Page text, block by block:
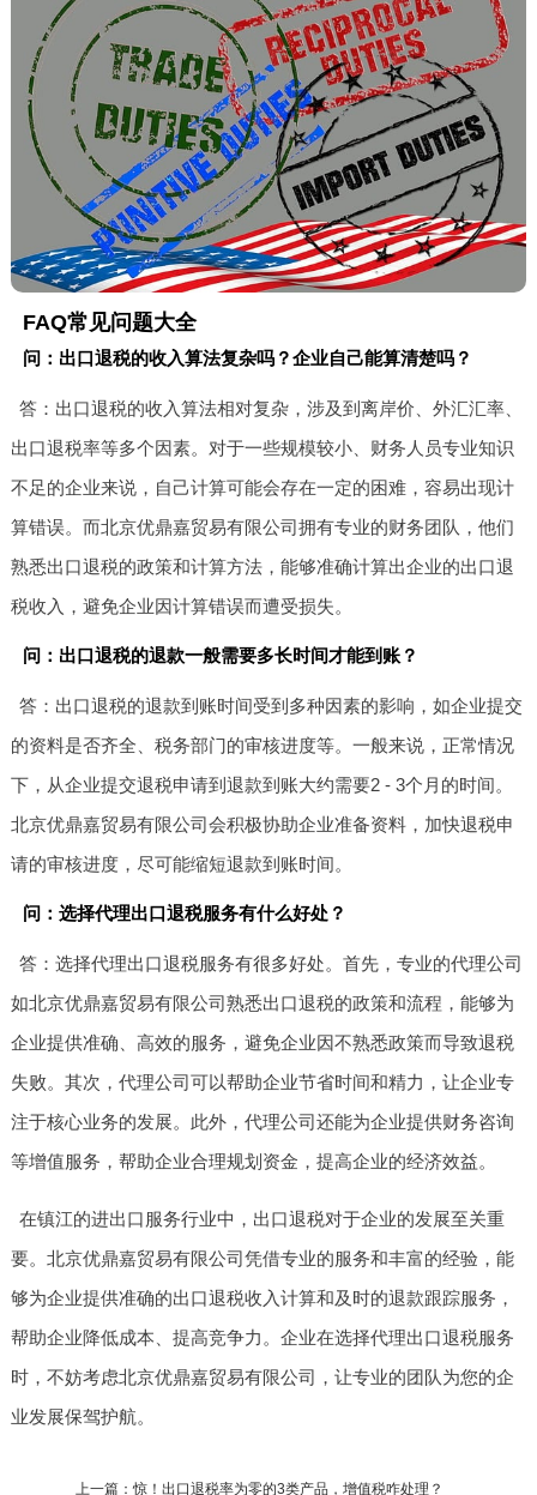
FAQ常见问题大全
问：出口退税的收入算法复杂吗？企业自己能算清楚吗？
答：出口退税的收入算法相对复杂，涉及到离岸价、外汇汇率、
出口退税率等多个因素。对于一些规模较小、财务人员专业知识
不足的企业来说，自己计算可能会存在一定的困难，容易出现计
算错误。而北京优鼎嘉贸易有限公司拥有专业的财务团队，他们
熟悉出口退税的政策和计算方法，能够准确计算出企业的出口退
税收入，避免企业因计算错误而遭受损失。
问：出口退税的退款一般需要多长时间才能到账？
答：出口退税的退款到账时间受到多种因素的影响，如企业提交
的资料是否齐全、税务部门的审核进度等。一般来说，正常情况
下，从企业提交退税申请到退款到账大约需要2 - 3个月的时间。
北京优鼎嘉贸易有限公司会积极协助企业准备资料，加快退税申
请的审核进度，尽可能缩短退款到账时间。
问：选择代理出口退税服务有什么好处？
答：选择代理出口退税服务有很多好处。首先，专业的代理公司
如北京优鼎嘉贸易有限公司熟悉出口退税的政策和流程，能够为
企业提供准确、高效的服务，避免企业因不熟悉政策而导致退税
失败。其次，代理公司可以帮助企业节省时间和精力，让企业专
注于核心业务的发展。此外，代理公司还能为企业提供财务咨询
等增值服务，帮助企业合理规划资金，提高企业的经济效益。
在镇江的进出口服务行业中，出口退税对于企业的发展至关重
要。北京优鼎嘉贸易有限公司凭借专业的服务和丰富的经验，能
够为企业提供准确的出口退税收入计算和及时的退款跟踪服务，
帮助企业降低成本、提高竞争力。企业在选择代理出口退税服务
时，不妨考虑北京优鼎嘉贸易有限公司，让专业的团队为您的企
业发展保驾护航。
上一篇：惊！出口退税率为零的3类产品，增值税咋处理？